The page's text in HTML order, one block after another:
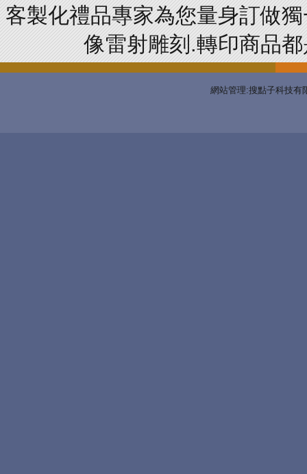
客製化禮品專家為您量身訂做
像雷射雕刻.轉印商品
網站管理:搜點子科技有